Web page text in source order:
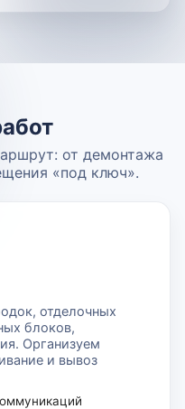
от демонтажа
«под ключ».
отделочных
блоков,
Организуем
и вывоз